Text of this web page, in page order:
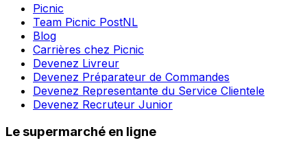
Picnic
Team Picnic PostNL
Blog
Carrières chez Picnic
Devenez Livreur
Devenez Préparateur de Commandes
Devenez Representante du Service Clientele
Devenez Recruteur Junior
Le supermarché en ligne